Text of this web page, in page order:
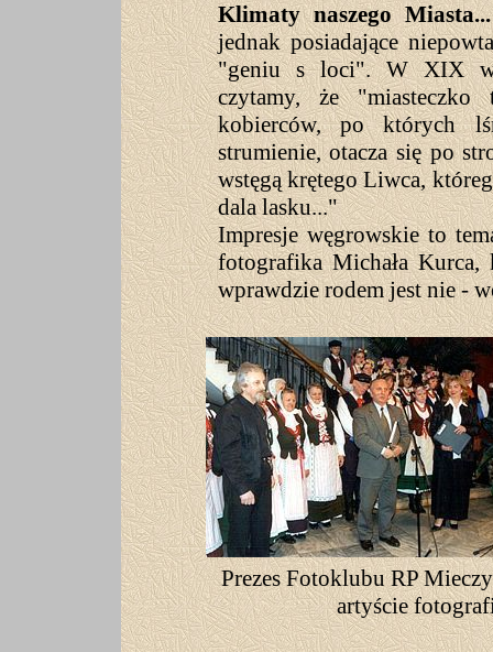
Klimaty naszego Miasta...
jednak posiadające
"geniu s loci". W XIX
czytamy, że
kobierców, po których
strumienie, otacza się po
wstęgą krętego Liwca,
dala lasku..."
Impresje węgrowskie to
fotografika Michała Kurca,
wprawdzie rodem jest nie -
Prezes Fotoklubu RP
artyście